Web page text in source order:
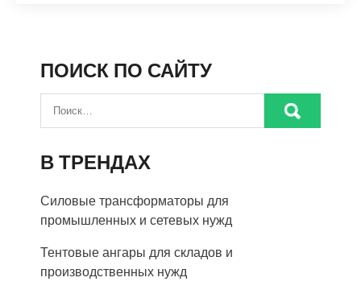
ПОИСК ПО САЙТУ
В ТРЕНДАХ
Силовые трансформаторы для
промышленных и сетевых нужд
Тентовые ангары для складов и
производственных нужд